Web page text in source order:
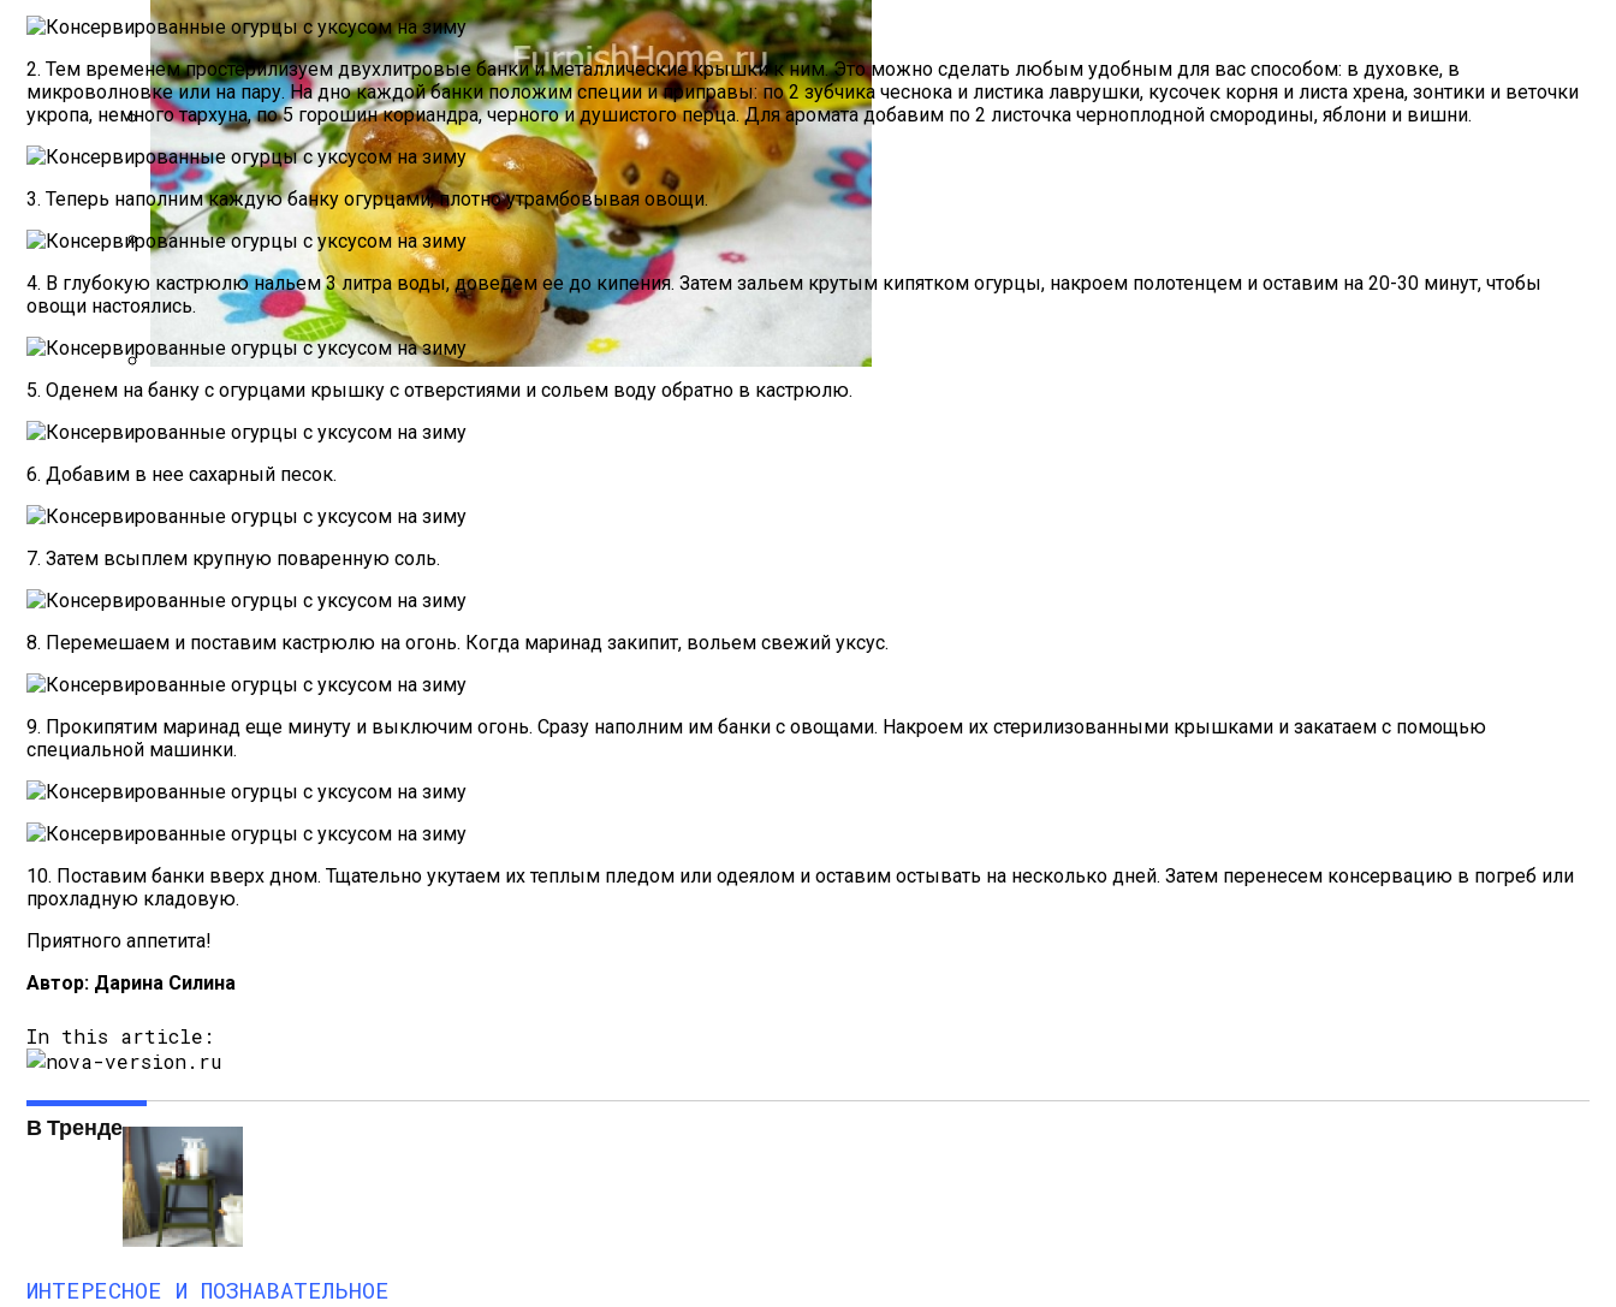
Какие Растения Сажать Для Удачи, Любви И Богатства
Психологи Назвали 9 Признаков Того, Что Вы Никогда Не Разбогатеете
Пирожки С Мясом «Поросята»
2. Тем временем простерилизуем двухлитровые банки и металлические крышки к ним. Это можно сделать любым удобным для вас способом: в духовке, в
микроволновке или на пару. На дно каждой банки положим специи и приправы: по 2 зубчика чеснока и листика лаврушки, кусочек корня и листа хрена, зонтики и веточки
укропа, немного тархуна, по 5 горошин кориандра, черного и душистого перца. Для аромата добавим по 2 листочка черноплодной смородины, яблони и вишни.
3. Теперь наполним каждую банку огурцами, плотно утрамбовывая овощи.
4. В глубокую кастрюлю нальем 3 литра воды, доведем ее до кипения. Затем зальем крутым кипятком огурцы, накроем полотенцем и оставим на 20-30 минут, чтобы
овощи настоялись.
5. Оденем на банку с огурцами крышку с отверстиями и сольем воду обратно в кастрюлю.
6. Добавим в нее сахарный песок.
7. Затем всыплем крупную поваренную соль.
8. Перемешаем и поставим кастрюлю на огонь. Когда маринад закипит, вольем свежий уксус.
9. Прокипятим маринад еще минуту и выключим огонь. Сразу наполним им банки с овощами. Накроем их стерилизованными крышками и закатаем с помощью
специальной машинки.
10. Поставим банки вверх дном. Тщательно укутаем их теплым пледом или одеялом и оставим остывать на несколько дней. Затем перенесем консервацию в погреб или
прохладную кладовую.
Приятного аппетита!
Автор: Дарина Силина
In this article:
В Тренде
ИНТЕРЕСНОЕ И ПОЗНАВАТЕЛЬНОЕ